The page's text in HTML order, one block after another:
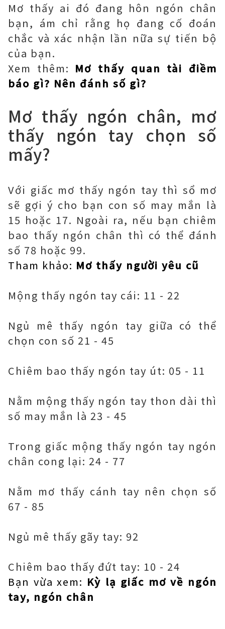
Mơ thấy ai đó đang hôn ngón chân
bạn, ám chỉ rằng họ đang cố đoán
chắc và xác nhận lần nữa sự tiến bộ
của bạn.
Xem thêm: Mơ thấy quan tài điềm
báo gì? Nên đánh số gì?
Mơ thấy ngón chân, mơ
thấy ngón tay chọn số
mấy?
Với giấc mơ thấy ngón tay thì sổ mơ
sẽ gợi ý cho bạn con số may mắn là
15 hoặc 17. Ngoài ra, nếu bạn chiêm
bao thấy ngón chân thì có thể đánh
số 78 hoặc 99.
Tham khảo: Mơ thấy người yêu cũ
Mộng thấy ngón tay cái: 11 - 22
Ngủ mê thấy ngón tay giữa có thể
chọn con số 21 - 45
Chiêm bao thấy ngón tay út: 05 - 11
Nằm mộng thấy ngón tay thon dài thì
số may mắn là 23 - 45
Trong giấc mộng thấy ngón tay ngón
chân cong lại: 24 - 77
Nằm mơ thấy cánh tay nên chọn số
67 - 85
Ngủ mê thấy gãy tay: 92
Chiêm bao thấy đứt tay: 10 - 24
Bạn vừa xem: Kỳ lạ giấc mơ về ngón
tay, ngón chân